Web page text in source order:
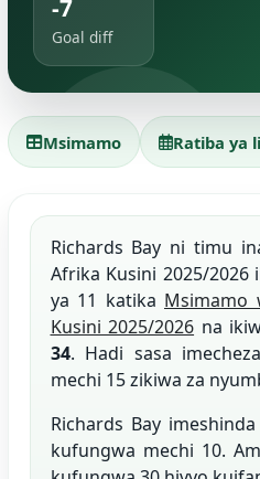
-7
Goal diff
Msimamo Ratiba ya
Richards Bay ni timu
Afrika Kusini 2025/
ya 11 katika Msimamo
Kusini 2025/2026 na
34. Hadi sasa
mechi 15 zikiwa za
Richards Bay
kufungwa mechi 10.